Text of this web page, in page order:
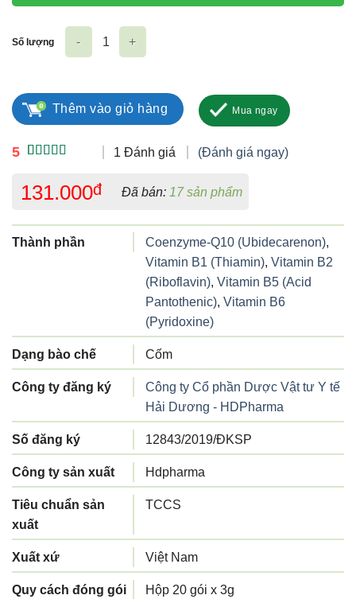
5
đánh giá
1 Đánh giá (Đánh giá ngay)
131.000đ Đã bán: 17 sản phẩm
Thành phần Coenzyme-Q10 (Ubidecarenon),
Vitamin B1 (Thiamin), Vitamin B2
(Riboflavin), Vitamin B5 (Acid
Pantothenic), Vitamin B6
(Pyridoxine)
Dạng bào chế Cốm
Công ty đăng ký
Công ty Cổ phần Dược Vật tư Y tế
Hải Dương - HDPharma
Số đăng ký 12843/2019/ĐKSP
Công ty sản xuất Hdpharma
Tiêu chuẩn sản
xuất
TCCS
Xuất xứ Việt Nam
Quy cách đóng gói Hộp 20 gói x 3g
Số lượng
Thêm vào giỏ hàng Mua ngay